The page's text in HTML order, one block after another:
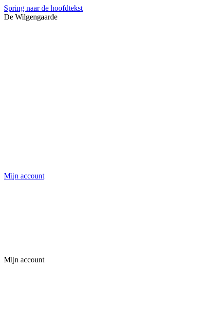
Spring naar de hoofdtekst
De Wilgengaarde
Mijn account
Mijn account